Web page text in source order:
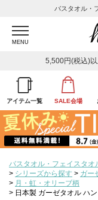
バスタオル・
MENU
5,500円(税込)
アイテム一覧 SALE会場
バスタオル・フェイスタオ
シリーズから探す
ガー
月・虹・オリーブ柄
日本製 ガーゼタオル ハ